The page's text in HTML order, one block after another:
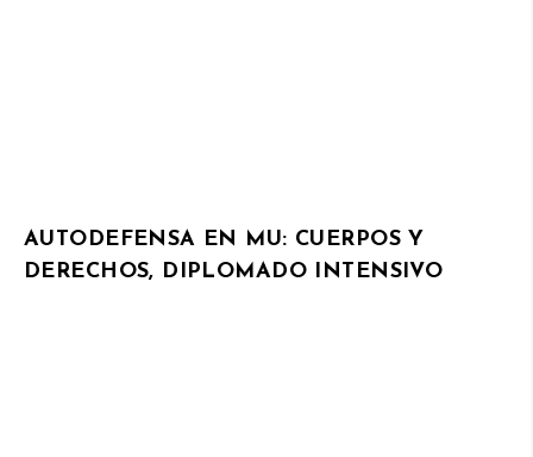
AUTODEFENSA EN MU: CUERPOS Y
DERECHOS, DIPLOMADO INTENSIVO